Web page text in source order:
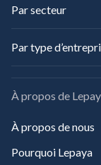
Par secteur
Par type
À propos de
À propos de nous
Pourquoi Lepaya